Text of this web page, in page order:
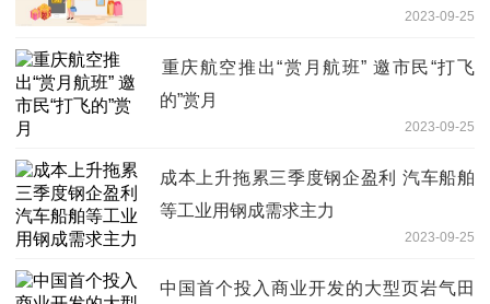
2023-09-25
​重庆航空推出“赏月航班” 邀市民“打飞
的”赏月
2023-09-25
成本上升拖累三季度钢企盈利 汽车船舶
等工业用钢成需求主力
2023-09-25
中国首个投入商业开发的大型页岩气田